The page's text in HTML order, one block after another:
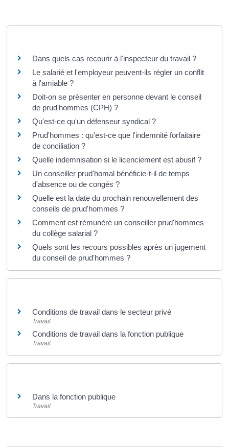
Dans quels cas recourir à l'inspecteur du travail ?
Le salarié et l'employeur peuvent-ils régler un conflit
à l'amiable ?
Doit-on se présenter en personne devant le conseil
de prud'hommes (CPH) ?
Qu'est-ce qu'un défenseur syndical ?
Prud'hommes : qu'est-ce que l'indemnité forfaitaire
de conciliation ?
Quelle indemnisation si le licenciement est abusif ?
Un conseiller prud'homal bénéficie-t-il de temps
d'absence ou de congés ?
Quelle est la date du prochain renouvellement des
conseils de prud'hommes ?
Comment est rémunéré un conseiller prud'hommes
du collège salarial ?
Quels sont les recours possibles après un jugement
du conseil de prud'hommes ?
Conditions de travail dans le secteur privé
Travail
Conditions de travail dans la fonction publique
Travail
Dans la fonction publique
Travail